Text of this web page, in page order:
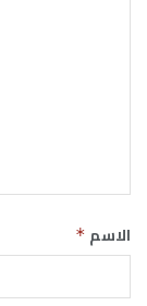
الاسم *